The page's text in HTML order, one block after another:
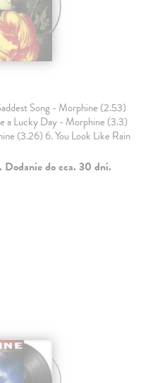
Song - Morphine (2.53)
a Lucky Day - Morphine (3.3)
(3.26) 6. You Look Like Rain
do cca. 30 dní.